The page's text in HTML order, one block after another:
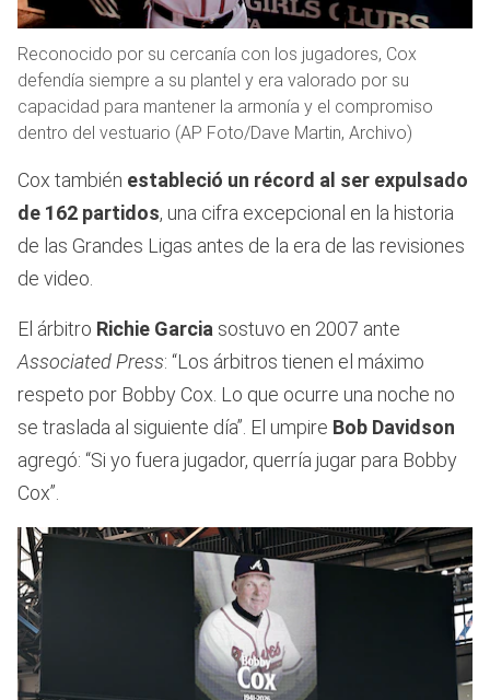
Reconocido por su cercanía con los jugadores, Cox
defendía siempre a su plantel y era valorado por su
capacidad para mantener la armonía y el compromiso
dentro del vestuario (AP Foto/Dave Martin, Archivo)
Cox también estableció un récord al ser expulsado
de 162 partidos, una cifra excepcional en la historia
de las Grandes Ligas antes de la era de las revisiones
de video.
El árbitro Richie Garcia sostuvo en 2007 ante
Associated Press: “Los árbitros tienen el máximo
respeto por Bobby Cox. Lo que ocurre una noche no
se traslada al siguiente día”. El umpire Bob Davidson
agregó: “Si yo fuera jugador, querría jugar para Bobby
Cox”.